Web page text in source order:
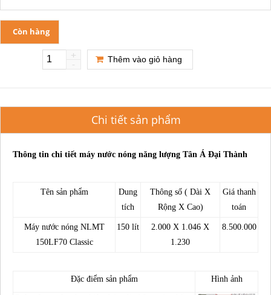
Còn hàng
-
+ Thêm vào giỏ hàng
Chi tiết sản phẩm
Thông tin chi tiết máy nước nóng năng lượng Tân Á Đại Thành
Tên sản phẩm
Dung
tích
Thông số ( Dài X
Rộng X Cao)
Giá thanh
toán
Máy nước nóng NLMT
150LF70 Classic
150 lít
2.000 X 1.046 X
1.230
8.500.000
Đặc điểm sản phẩm Hình ảnh